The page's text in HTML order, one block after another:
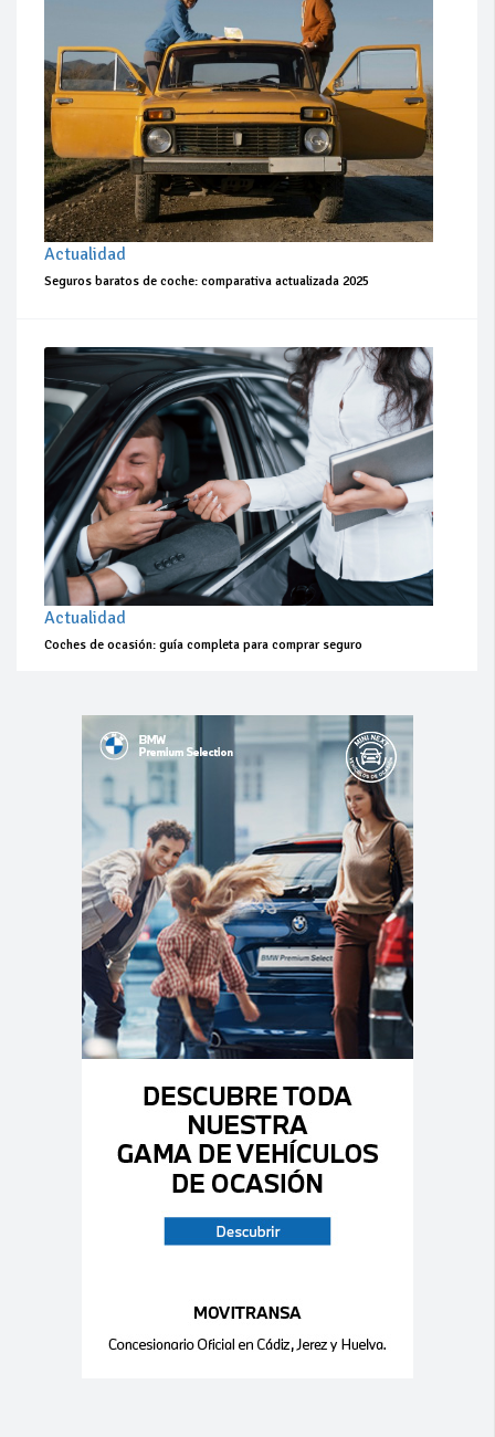
Actualidad
Seguros baratos de coche: comparativa actualizada 2025
Actualidad
Coches de ocasión: guía completa para comprar seguro